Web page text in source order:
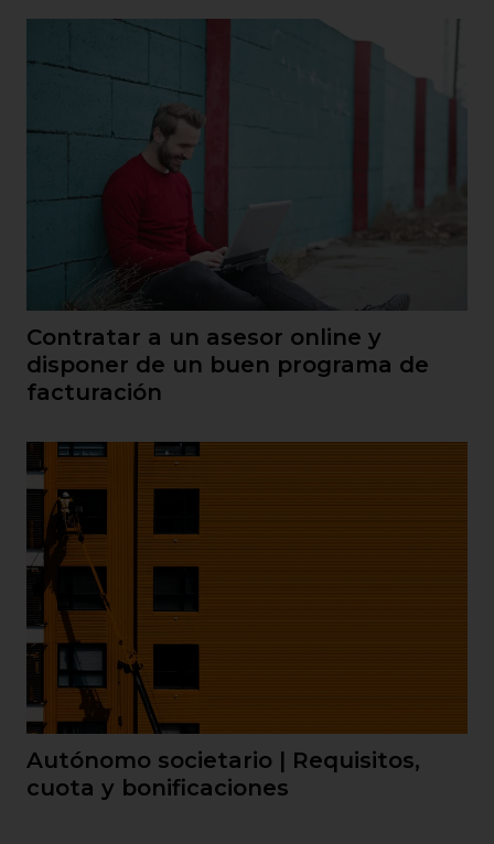
Contratar a un asesor online y
disponer de un buen programa de
facturación
Autónomo societario | Requisitos,
cuota y bonificaciones